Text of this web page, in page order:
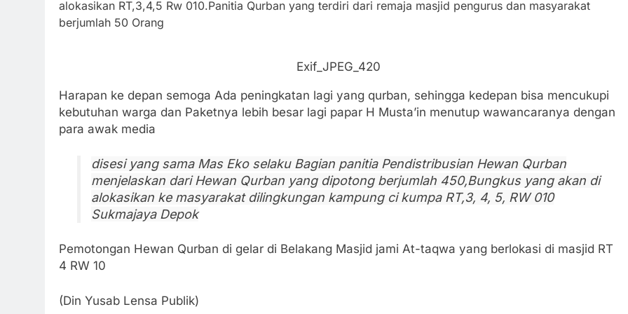
alokasikan RT,3,4,5 Rw 010.Panitia Qurban yang terdiri dari remaja masjid pengurus dan masyarakat
berjumlah 50 Orang
Exif_JPEG_420
Harapan ke depan semoga Ada peningkatan lagi yang qurban, sehingga kedepan bisa mencukupi
kebutuhan warga dan Paketnya lebih besar lagi papar H Musta’in menutup wawancaranya dengan
para awak media
disesi yang sama Mas Eko selaku Bagian panitia Pendistribusian Hewan Qurban
menjelaskan dari Hewan Qurban yang dipotong berjumlah 450,Bungkus yang akan di
alokasikan ke masyarakat dilingkungan kampung ci kumpa RT,3, 4, 5, RW 010
Sukmajaya Depok
Pemotongan Hewan Qurban di gelar di Belakang Masjid jami At-taqwa yang berlokasi di masjid RT
4 RW 10
(Din Yusab Lensa Publik)